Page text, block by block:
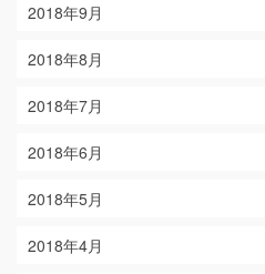
2018年9月
2018年8月
2018年7月
2018年6月
2018年5月
2018年4月